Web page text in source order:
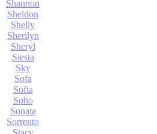
Shannon
Sheldon
Shelly
Sherilyn
Sheryl
Siesta
Sky
Sofa
Sofia
Soho
Sonata
Sorrento